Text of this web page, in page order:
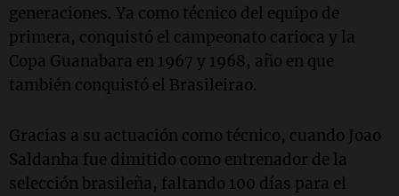
generaciones. Ya como técnico del equipo de
primera, conquistó el campeonato carioca y la
Copa Guanabara en 1967 y 1968, año en que
también conquistó el Brasileirao.
Gracias a su actuación como técnico, cuando Joao
Saldanha fue dimitido como entrenador de la
selección brasileña, faltando 100 días para el